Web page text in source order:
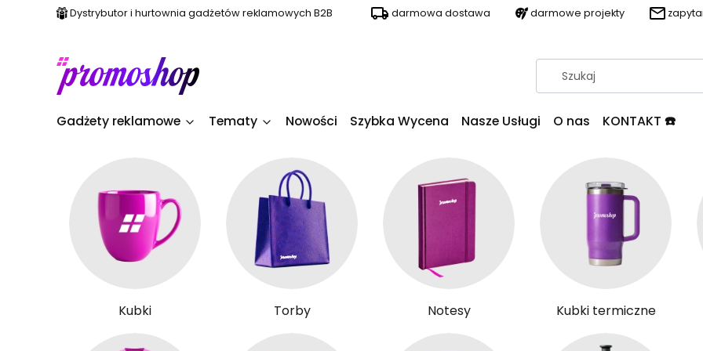
Dystrybutor i hurtownia gadżetów reklamowych B2B darmowa dostawa darmowe projekty
Gadżety reklamowe Tematy Nowości Szybka Wycena Nasze Usługi O nas KONTAKT ☎️
Kubki Torby Notesy Kubki termiczne